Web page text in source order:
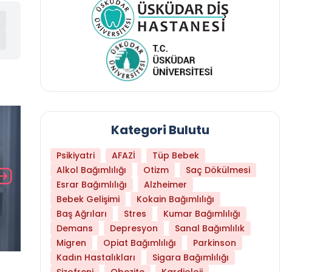
Hangi Yaşta Hangi Testi Yaptırmanız
Kategori Bulutu
Psikiyatri AFAZİ
Tüp Bebek
Alkol Bağımlılığı
Otizm
Saç Dökülmesi
Esrar Bağımlılığı
Alzheimer
Bebek Gelişimi
Kokain Bağımlılığı
Baş Ağrıları
Stres
Kumar Bağımlılığı
Demans
Depresyon
Sanal Bağımlılık
Migren
Opiat Bağımlılığı
Parkinson
Kadın Hastalıkları
Sigara Bağımlılığı